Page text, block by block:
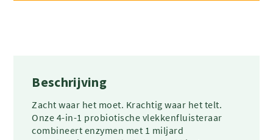
Beschrijving
Zacht waar het moet. Krachtig waar het telt.
Onze 4-in-1 probiotische vlekkenfluisteraar
combineert enzymen met 1 miljard